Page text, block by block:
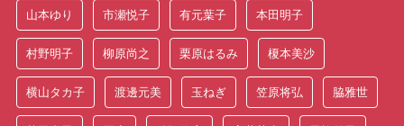
山本ゆり 市瀬悦子 有元葉子 本田明子
村野明子 柳原尚之 栗原はるみ 榎本美沙
横山タカ子 渡邊元美 玉ねぎ 笠原将弘 脇雅世